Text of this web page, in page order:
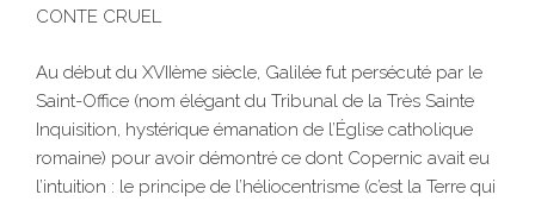
CONTE CRUEL
Au début du XVIIème siècle, Galilée fut persécuté par le
Saint-Office (nom élégant du Tribunal de la Très Sainte
Inquisition, hystérique émanation de l’Église catholique
romaine) pour avoir démontré ce dont Copernic avait eu
l’intuition : le principe de l’héliocentrisme (c’est la Terre qui